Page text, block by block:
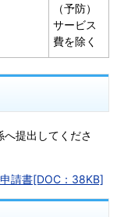
（予防）
サービス
費を除く
提出してくださ
請書[DOC：38KB]